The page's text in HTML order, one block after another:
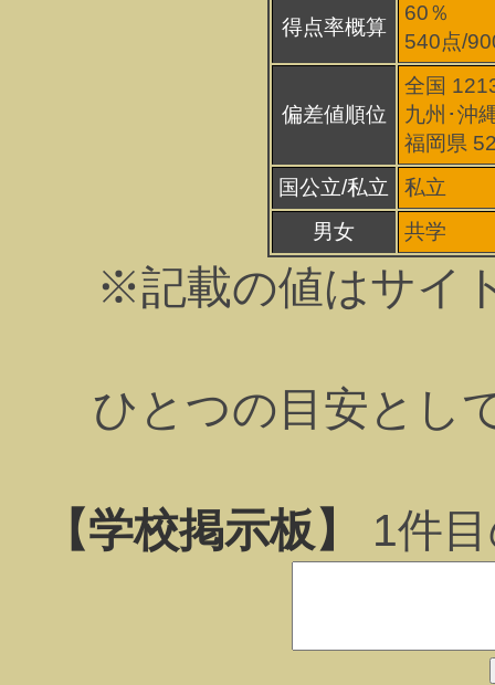
得点率概算
60％
540点/
偏差値順位
全国
九州･沖
福岡県
国公立/私立
私立
男女
共学
※記載の値はサイ
ひとつの目安とし
【学校掲示板】 1件